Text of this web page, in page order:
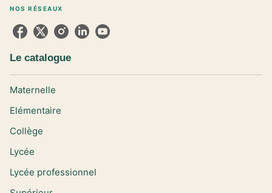
NOS RÉSEAUX
Le catalogue
Maternelle
Elémentaire
Collège
Lycée
Lycée professionnel